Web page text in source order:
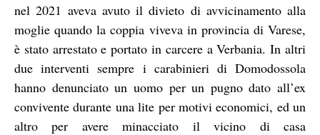
nel 2021 aveva avuto il divieto di avvicinamento alla
moglie quando la coppia viveva in provincia di Varese,
è stato arrestato e portato in carcere a Verbania. In altri
due interventi sempre i carabinieri di Domodossola
hanno denunciato un uomo per un pugno dato all’ex
convivente durante una lite per motivi economici, ed un
altro per avere minacciato il vicino di casa